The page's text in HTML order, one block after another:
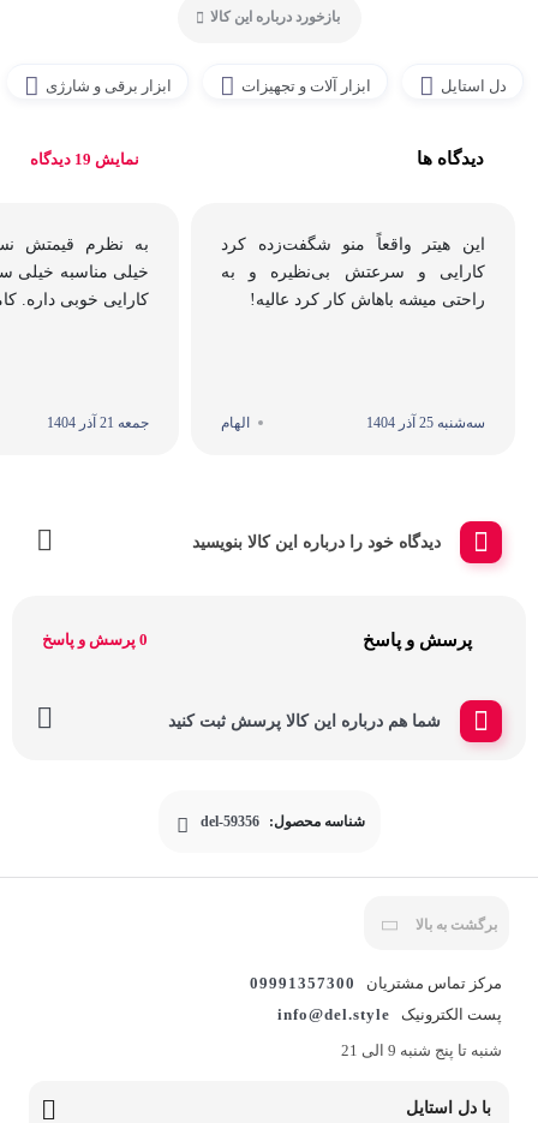
بازخورد درباره این کالا
دل استایل ابزار آلات و تجهیزات ابزار برقی و شارژی
دیدگاه ها نمایش 19 دیدگاه
این هیتر واقعاً منو شگفت‌زده کرد
کارایی و سرعتش بی‌نظیره و به
راحتی میشه باهاش کار کرد عالیه!
سه‌شنبه 25 آذر 1404 الهام
به نظرم قیمتش
خیلی مناسبه خیلی
کارایی خوبی داره.
جمعه 21 آذر 1404
دیدگاه خود را درباره این کالا بنویسید
پرسش و پاسخ 0 پرسش و پاسخ
شما هم درباره این کالا پرسش ثبت کنید
شناسه محصول: del-59356
برگشت به بالا
مرکز تماس مشتریان
09991357300
پست الکترونیک
info@del.style
شنبه تا پنج شنبه 9 الی 21
با دل استایل